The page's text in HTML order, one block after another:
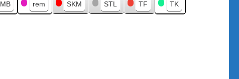
MB rem SKM STL TF TK